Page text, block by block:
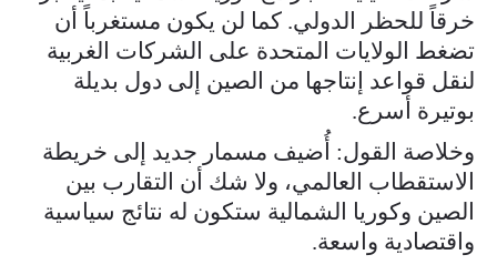
خرقاً للحظر الدولي. كما لن يكون مستغرباً أن
تضغط الولايات المتحدة على الشركات الغربية
لنقل قواعد إنتاجها من الصين إلى دول بديلة
بوتيرة أسرع.
وخلاصة القول: أُضيف مسمار جديد إلى خريطة
الاستقطاب العالمي، ولا شك أن التقارب بين
الصين وكوريا الشمالية ستكون له نتائج سياسية
واقتصادية واسعة.